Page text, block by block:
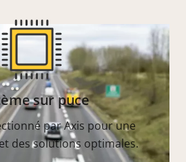
sur puce
par Axis pour une
des solutions optimales.